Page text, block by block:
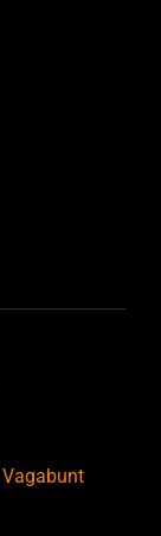
Vagabunt